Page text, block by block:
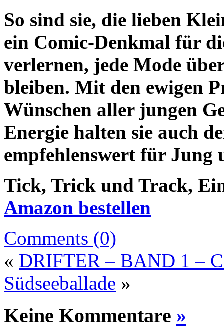
So sind sie, die lieben
ein Comic-Denkmal für
verlernen, jede Mode
bleiben. Mit den ewigen
Wünschen aller jungen
Energie halten sie auch
empfehlenswert für Jung
Tick, Trick und Track,
Amazon bestellen
Comments (0)
« DRIFTER – BAND 1 –
Südseeballade »
Keine Kommentare »